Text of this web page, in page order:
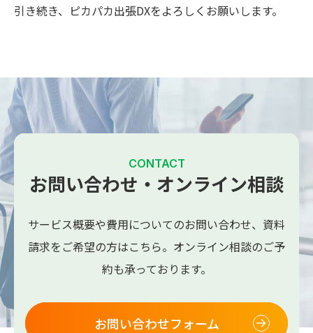
引き続き、ピカパカ出張DXをよろしくお願いします。
CONTACT
お問い合わせ・オンライン相談
サービス概要や費用についてのお問い合わせ、 資料
請求をご希望の方はこちら。 オンライン相談のご予
約も承っております。
お問い合わせフォーム